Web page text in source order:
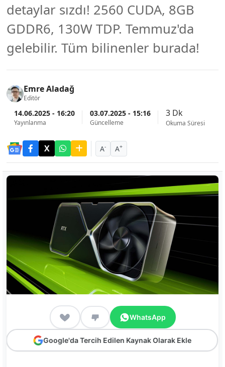
detaylar sızdı! 2560 CUDA, 8GB
GDDR6, 130W TDP. Temmuz'da
gelebilir. Tüm bilinenler burada!
Emre Aladağ
Editör
14.06.2025 - 16:20
Yayınlanma
03.07.2025 - 15:16
Güncelleme
3 Dk
Okuma Süresi
A- A+
WhatsApp
Google'da Tercih Edilen Kaynak Olarak Ekle